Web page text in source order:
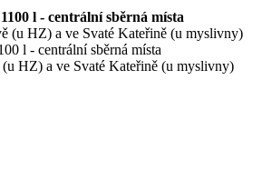
l - centrální sběrná místa
(u HZ) a ve Svaté Kateřině (u myslivny)
l - centrální sběrná místa
(u HZ) a ve Svaté Kateřině (u myslivny)